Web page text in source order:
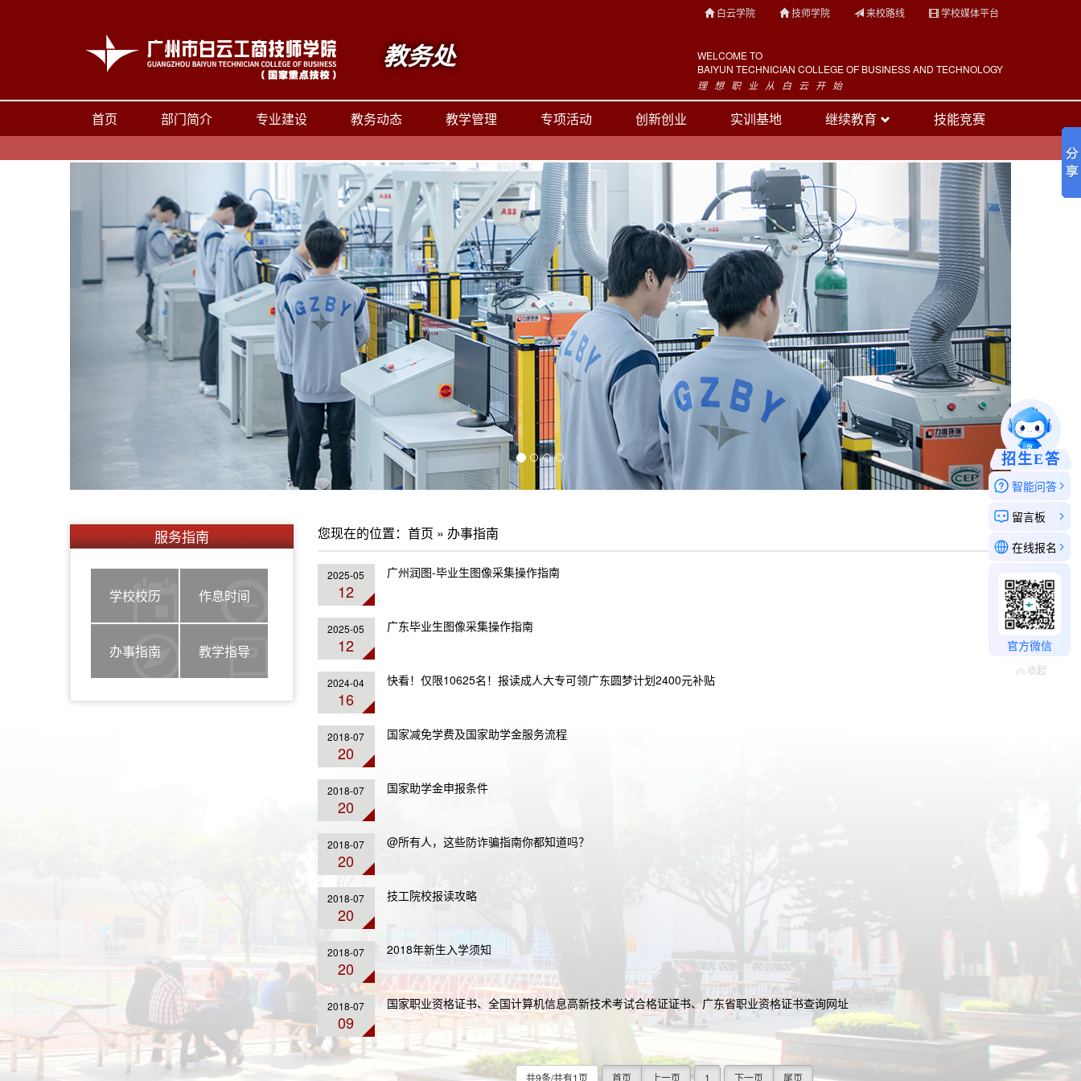
学校媒体平台
来校路线
技师学院
白云学院
教务处
WELCOME TO
BAIYUN TECHNICIAN COLLEGE OF BUSINESS AND TECHNOLOGY
理 想 职 业 从 白 云 开 始
首页 部门简介 专业建设 教务动态 教学管理 专项活动 创新创业 实训基地 继续教育 技能竞赛
服务指南
学校校历 作息时间
办事指南 教学指导
您现在的位置： 首页 » 办事指南
2025-05
12
广州润图-毕业生图像采集操作指南
2025-05
12
广东毕业生图像采集操作指南
2024-04
16
快看！仅限10625名！报读成人大专可领广东圆梦计划2400元补贴
2018-07
20
国家减免学费及国家助学金服务流程
2018-07
20
国家助学金申报条件
2018-07
20
@所有人，这些防诈骗指南你都知道吗？
2018-07
20
技工院校报读攻略
2018-07
20
2018年新生入学须知
2018-07
09
国家职业资格证书、全国计算机信息高新技术考试合格证证书、广东省职业资格证书查询网址
共9条/共有1页 首页 上一页 1 下一页 尾页
招生E答
智能问答
留言板
在线报名
官方微信
收起